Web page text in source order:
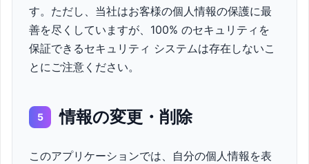
す。ただし、当社はお客様の個人情報の保護に最
善を尽くしていますが、100% のセキュリティを
保証できるセキュリティ システムは存在しないこ
とにご注意ください。
5 情報の変更・削除
このアプリケーションでは、自分の個人情報を表